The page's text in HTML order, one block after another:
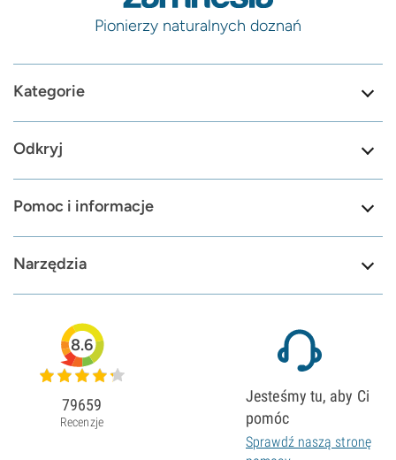
Pionierzy naturalnych doznań
Kategorie
Odkryj
Pomoc i informacje
Narzędzia
8.6
79659
Recenzje
Jesteśmy tu, aby Ci
pomóc
Sprawdź naszą stronę